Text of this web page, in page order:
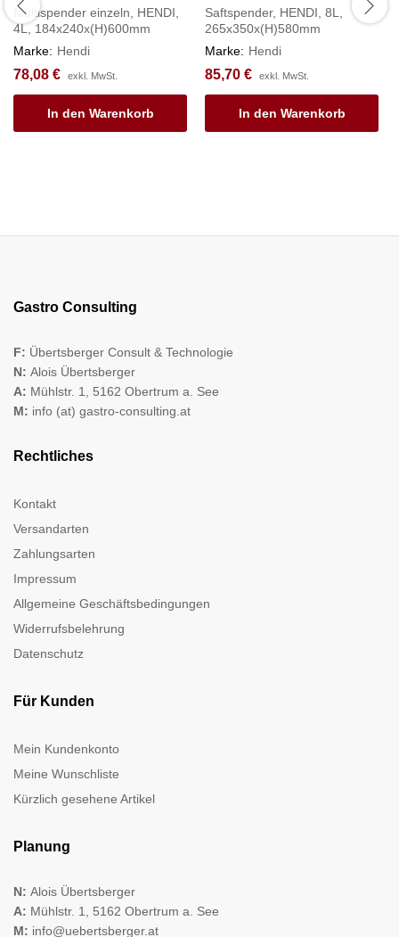
Multispender einzeln, HENDI,
4L, 184x240x(H)600mm
Marke: Hendi
78,08 € exkl. MwSt.
In den Warenkorb
Saftspender, HENDI, 8L,
265x350x(H)580mm
Marke: Hendi
85,70 € exkl. MwSt.
In den Warenkorb
Gastro Consulting
F: Übertsberger Consult & Technologie
N: Alois Übertsberger
A: Mühlstr. 1, 5162 Obertrum a. See
M: info (at) gastro-consulting.at
Rechtliches
Kontakt
Versandarten
Zahlungsarten
Impressum
Allgemeine Geschäftsbedingungen
Widerrufsbelehrung
Datenschutz
Für Kunden
Mein Kundenkonto
Meine Wunschliste
Kürzlich gesehene Artikel
Planung
N: Alois Übertsberger
A: Mühlstr. 1, 5162 Obertrum a. See
M: info@uebertsberger.at